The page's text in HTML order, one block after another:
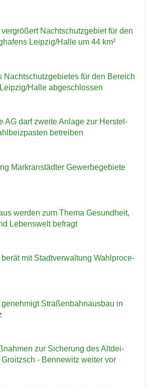
Nacht­schutz­ge­biet für den
Leip­zig/Halle um 44 km²
Nacht­schutz­ge­bie­tes für den Be­reich
Halle ab­ge­schlos­sen
AG darf zwei­te An­la­ge zur Her­stel­
be­trei­ben
Markran­städ­ter Ge­wer­be­ge­bie­te
wer­den zum Thema Ge­sund­heit,
Le­bens­welt be­fragt
berät mit Stadt­ver­wal­tung Wahlpro­ce­
Stra­ßen­bahn­aus­bau in
zur Si­che­rung des Alt­dei­
- Ben­ne­witz wei­ter vor